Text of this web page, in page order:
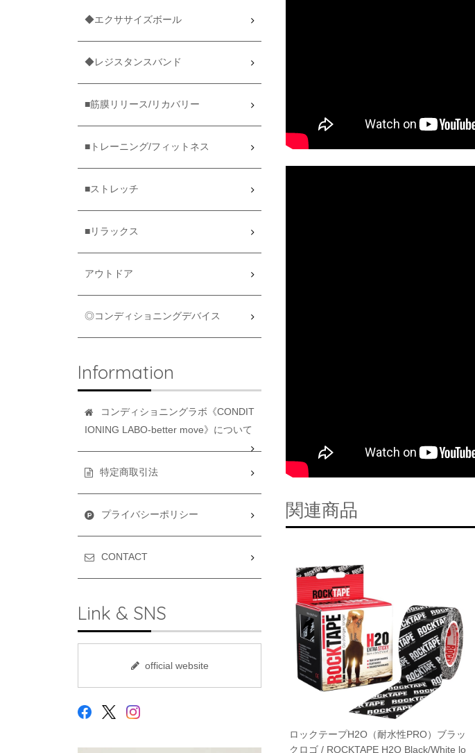
関連商品
ロックテープH2O（耐水性PRO）ブラッ
クロゴ / ROCKTAPE H2O Black/White lo
◆エクササイズボール
◆レジスタンスバンド
■筋膜リリース/リカバリー
■トレーニング/フィットネス
■ストレッチ
■リラックス
アウトドア
◎コンディショニングデバイス
Information
コンディショニングラボ《CONDIT
IONING LABO-better move》について
特定商取引法
プライバシーポリシー
CONTACT
Link & SNS
official website